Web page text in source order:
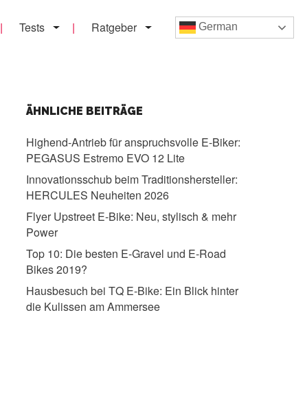
Tests Ratgeber German
ÄHNLICHE BEITRÄGE
Highend-Antrieb für anspruchsvolle E-Biker:
PEGASUS Estremo EVO 12 Lite
Innovationsschub beim Traditionshersteller:
HERCULES Neuheiten 2026
Flyer Upstreet E-Bike: Neu, stylisch & mehr
Power
Top 10: Die besten E-Gravel und E-Road
Bikes 2019?
Hausbesuch bei TQ E-Bike: Ein Blick hinter
die Kulissen am Ammersee